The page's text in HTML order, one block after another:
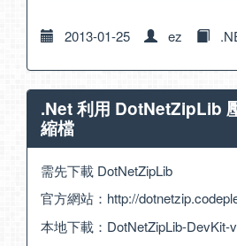
2013-01-25 ez
.Net 利用 DotNetZipLib
縮檔
需先下載 DotNetZipLib
官方網站： http://
本地下載： DotNetZipLib-DevKit-